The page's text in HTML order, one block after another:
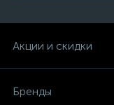
Акции и скидки
Бренды